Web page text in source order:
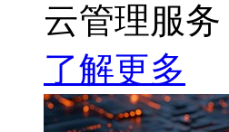
云管理服务
了解更多